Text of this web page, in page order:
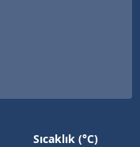
Eskişehir
Gaziantep
Sıcaklık (°C)